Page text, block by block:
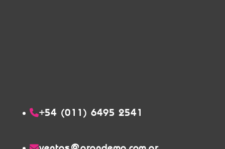
+54 (011) 6495 2541